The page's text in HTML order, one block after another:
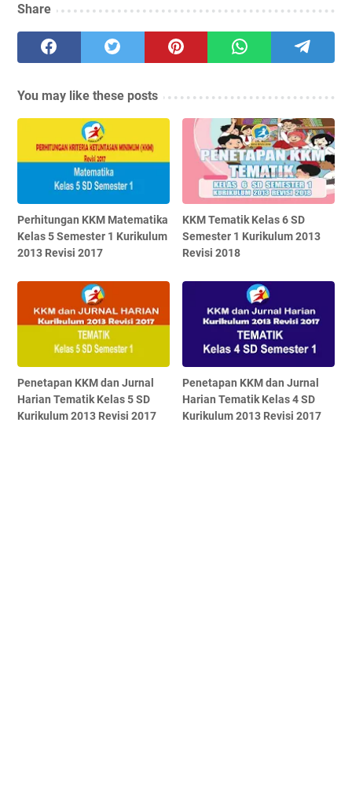
Share
You may like these posts
Perhitungan KKM Matematika
Kelas 5 Semester 1 Kurikulum
2013 Revisi 2017
KKM Tematik Kelas 6 SD
Semester 1 Kurikulum 2013
Revisi 2018
Penetapan KKM dan Jurnal
Harian Tematik Kelas 5 SD
Kurikulum 2013 Revisi 2017
Penetapan KKM dan Jurnal
Harian Tematik Kelas 4 SD
Kurikulum 2013 Revisi 2017